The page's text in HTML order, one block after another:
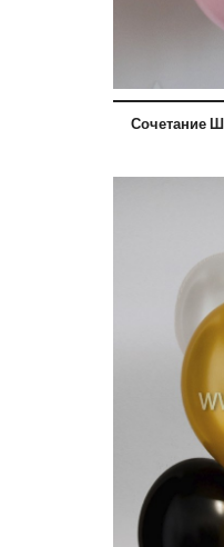
Сочетание